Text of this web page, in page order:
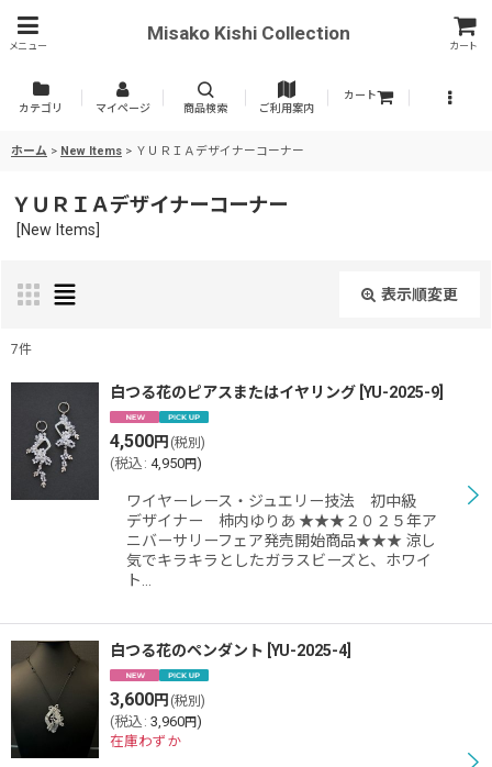
メニュー
Misako Kishi Collection
カート
カテゴリ マイページ 商品検索 ご利用案内
カート
ホーム > New Items > ＹＵＲＩＡデザイナーコーナー
ＹＵＲＩＡデザイナーコーナー
[New Items
表示順変更
表示数:
並び順
絞り込む
7件
白つる花のピアスまたはイヤリング YU-2025-9
4,500円 (税別)
(税込 : 4,950円)
ワイヤーレース・ジュエリー技法 初中級
デザイナー 柿内ゆりあ ★★★２０２５年ア
ニバーサリーフェア発売開始商品★★★ 涼し
気でキラキラとしたガラスビーズと、ホワイ
ト…
白つる花のペンダント YU-2025-4
3,600円 (税別)
(税込 : 3,960円)
在庫わずか